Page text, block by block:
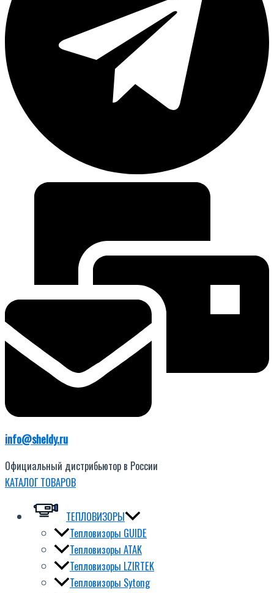
info@sheldy.ru
Официальный дистрибьютор в России
КАТАЛОГ ТОВАРОВ
ТЕПЛОВИЗОРЫ
Тепловизоры GUIDE
Тепловизоры ATAK
Тепловизоры LZIRTEK
Тепловизоры Sytong